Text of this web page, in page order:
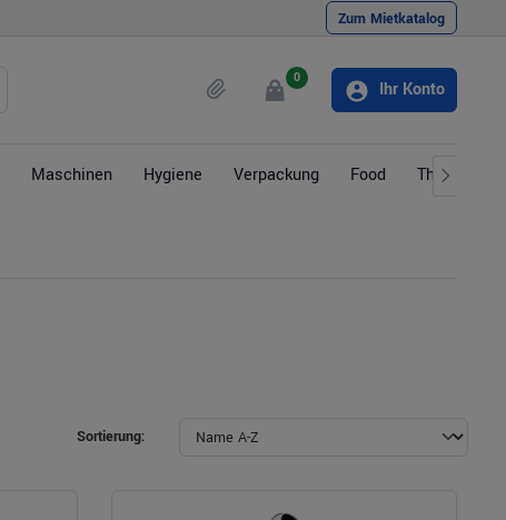
Zum Mietkatalog
0
Ihr Konto
Maschinen Hygiene Verpackung Food Themen
Sortierung: